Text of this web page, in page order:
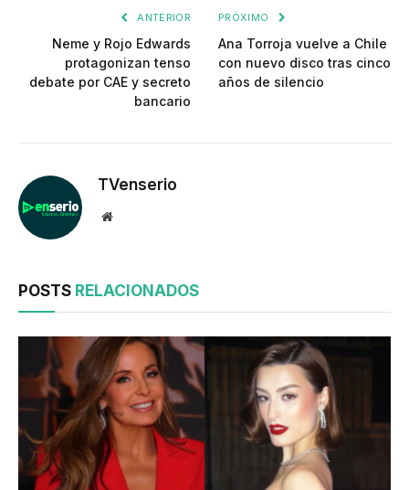
ANTERIOR
Neme y Rojo Edwards
protagonizan tenso
debate por CAE y secreto
bancario
PRÓXIMO
Ana Torroja vuelve a Chile
con nuevo disco tras cinco
años de silencio
TVenserio
Website
POSTS RELACIONADOS